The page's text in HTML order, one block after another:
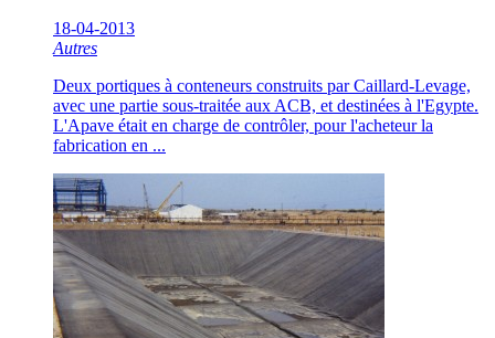
18-04-2013
Autres
Deux portiques à conteneurs construits par Caillard-Levage,
avec une partie sous-traitée aux ACB, et destinées à l'Egypte.
L'Apave était en charge de contrôler, pour l'acheteur la
fabrication en ...